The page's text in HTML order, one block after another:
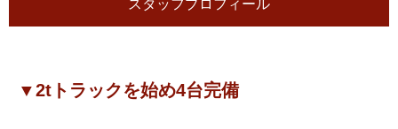
スタッフプロフィール
▼2tトラックを始め4台完備